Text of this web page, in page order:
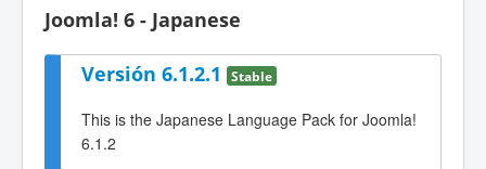
Joomla! 6 - Japanese
Versión 6.1.2.1 Stable
This is the Japanese Language Pack for Joomla!
6.1.2